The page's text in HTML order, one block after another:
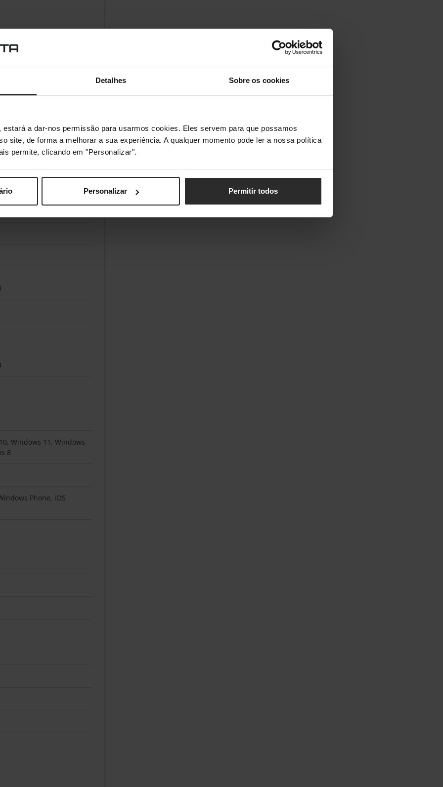
Detalhes Sobre os cookies
a dar-nos permissão para usarmos cookies. Eles servem para que possamos
site, de forma a melhorar a sua experiência. A qualquer momento pode ler a nossa política
permite, clicando em "Personalizar".
Personalizar Permitir todos
LTE-FDD
MHz
Windows 11, Windows
8
Phone, iOS